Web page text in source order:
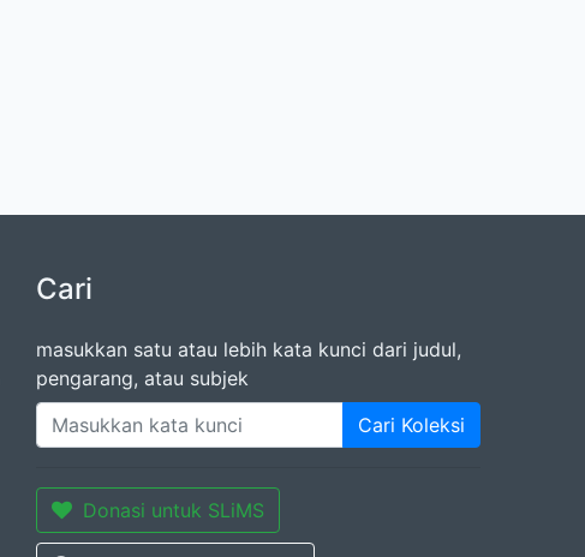
Cari
masukkan satu atau lebih kata kunci dari judul,
pengarang, atau subjek
Cari Koleksi
Donasi untuk SLiMS